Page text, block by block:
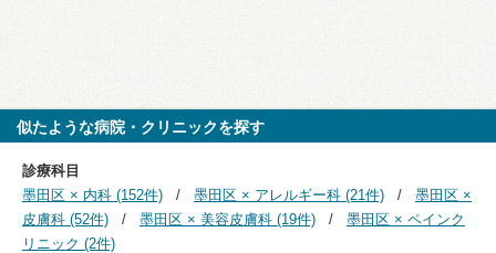
似たような病院・クリニックを探す
診療科目
墨田区 × 内科 (152件)
墨田区 × アレルギー科 (21件)
墨田区 ×
皮膚科 (52件)
墨田区 × 美容皮膚科 (19件)
墨田区 × ペインク
リニック (2件)